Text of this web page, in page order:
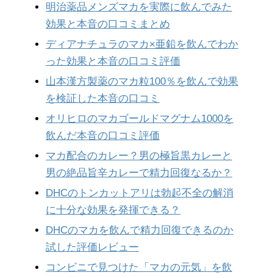
明治薬品メンズマカを実際に飲んでみた
効果と本音の口コミまとめ
ディアナチュラのマカ×亜鉛を飲んでわか
った効果と本音の口コミ評価
山本漢方製薬のマカ粒100％を飲んで効果
を検証した本音の口コミ
オリヒロのマカゴールドマグナム1000を
飲んだ本音の口コミ評価
マカ配合のカレー？男の極旨黒カレーと
男の絶品旨辛カレーで精力回復なるか？
DHCのトンカットアリは勃起不全の解消
に十分な効果を発揮できる？
DHCのマカを飲んで精力回復できるのか
試した評価レビュー
コンビニで見つけた「マカの元気」を飲